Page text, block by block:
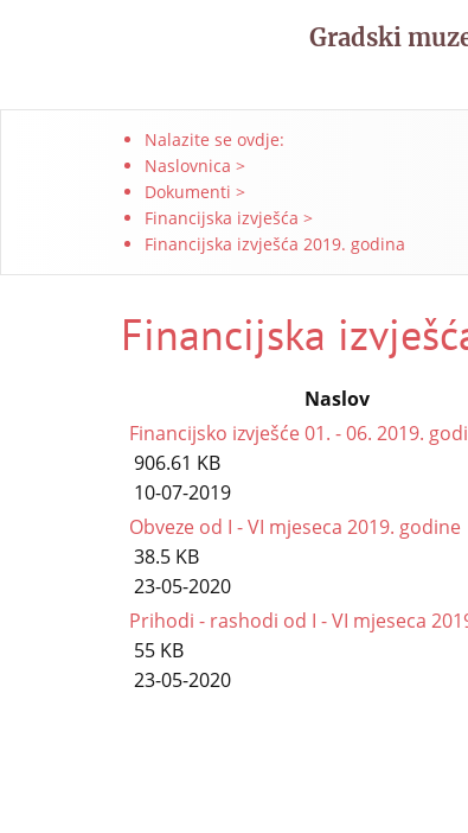
Gradski
Nalazite se ovdje:
Naslovnica >
Dokumenti >
Financijska izvješća >
Financijska izvješća 2019. godina
Financijska
Naslov
Financijsko izvješće 01. - 06. 2019.
906.61 KB
10-07-2019
Obveze od I - VI mjeseca 2019. godine
38.5 KB
23-05-2020
Prihodi - rashodi od I - VI mjeseca
55 KB
23-05-2020